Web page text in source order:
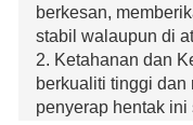
berkesan,
stabil walaupun di
2. Ketahanan dan
berkualiti tinggi dan
penyerap hentak